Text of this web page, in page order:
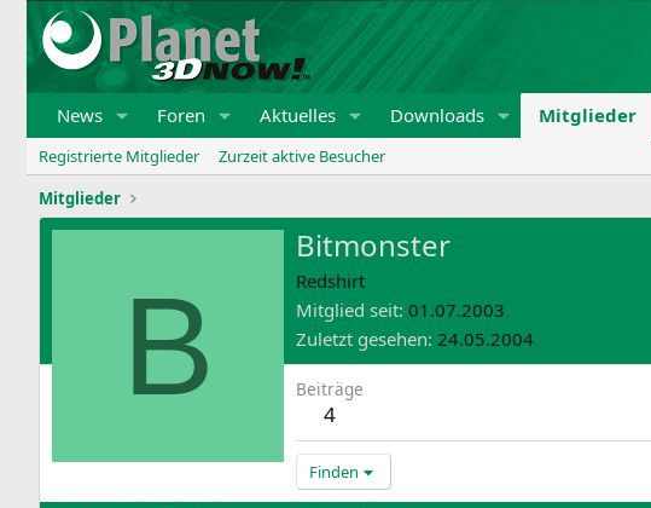
News Foren Aktuelles Downloads Mitglieder
Registrierte Mitglieder
Zurzeit aktive Besucher
Mitglieder
B
Bitmonster
Redshirt
Mitglied seit 01.07.2003
Zuletzt gesehen 24.05.2004
Beiträge
4
Finden